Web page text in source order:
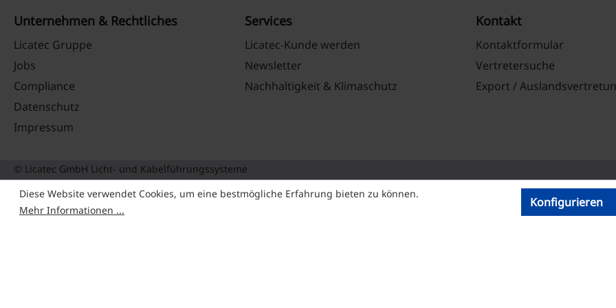
Unternehmen & Rechtliches
Licatec Gruppe
Jobs
Compliance
Datenschutz
Impressum
Services
Licatec-Kunde werden
Newsletter
Nachhaltigkeit & Klimaschutz
Kontakt
Kontaktformular
Vertretersuche
Export /
© Licatec GmbH Licht- und Kabelführungssysteme
Diese Website verwendet Cookies, um eine bestmögliche Erfahrung bieten zu können.
Mehr Informationen ...
Konfigurieren